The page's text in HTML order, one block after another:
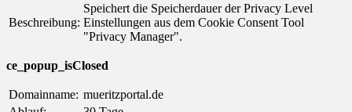
Beschreibung:
Speichert die Speicherdauer der Privacy Level
Einstellungen aus dem Cookie Consent Tool
"Privacy Manager".
ce_popup_isClosed
Domainname: mueritzportal.de